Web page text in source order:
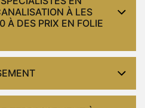
À LES
À DES PRIX EN FOLIE